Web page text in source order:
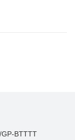
BTTTT